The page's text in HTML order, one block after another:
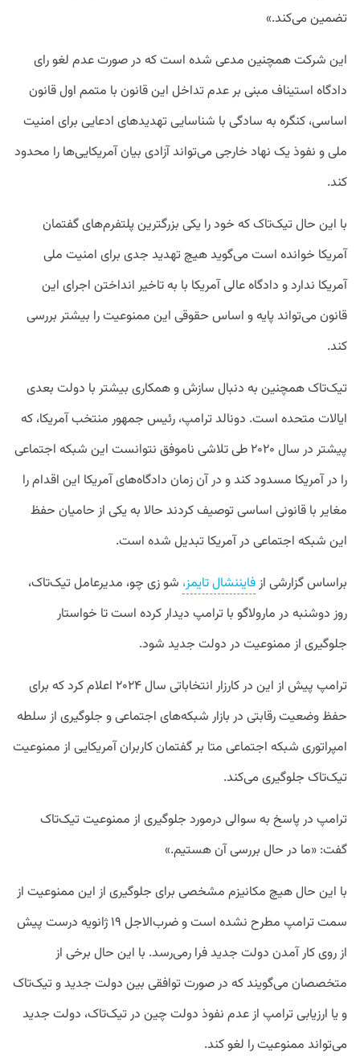
تضمین می‌کند.»
این شرکت همچنین مدعی شده است که در صورت عدم لغو رای
دادگاه استیناف مبنی بر عدم تداخل این قانون با متمم اول قانون
اساسی، کنگره به سادگی با شناسایی تهدید‌های ادعایی برای امنیت
ملی و نفوذ یک نهاد خارجی می‌تواند آزادی بیان آمریکایی‌ها را محدود
کند.
با این حال تیک‌تاک که خود را یکی بزرگترین پلتفرم‌های گفتمان
آمریکا خوانده است می‌گوید هیچ تهدید جدی برای امنیت ملی
آمریکا ندارد و دادگاه عالی آمریکا با به تاخیر انداختن اجرای این
قانون می‌تواند پایه و اساس حقوقی این ممنوعیت را بیشتر بررسی
کند.
تیک‌تاک همچنین به دنبال سازش و همکاری بیشتر با دولت بعدی
ایالات متحده است. دونالد ترامپ، رئیس جمهور منتخب آمریکا، که
پیشتر در سال ۲۰۲۰ طی تلاشی ناموفق نتوانست این شبکه اجتماعی
را در آمریکا مسدود کند و در آن زمان دادگاه‌های آمریکا این اقدام را
مغایر با قانونی اساسی توصیف کردند حالا به یکی از حامیان حفظ
این شبکه اجتماعی در آمریکا تبدیل شده است.
براساس گزارشی ازفایننشال تایمز، شو زی چو، مدیرعامل تیک‌تاک،
روز دوشنبه در مارولاگو با ترامپ دیدار کرده است تا خواستار
جلوگیری از ممنوعیت در دولت جدید شود.
ترامپ پیش از این در کارزار انتخاباتی سال ۲۰۲۴ اعلام کرد که برای
حفظ وضعیت رقابتی در بازار شبکه‌های اجتماعی و جلوگیری از سلطه
امپراتوری شبکه اجتماعی متا بر گفتمان کاربران آمریکایی از ممنوعیت
تیک‌تاک جلوگیری می‌کند.
ترامپ در پاسخ به سوالی درمورد جلوگیری از ممنوعیت تیک‌تاک
گفت: «ما در حال بررسی آن هستیم.»
با این حال هیچ مکانیزم مشخصی برای جلوگیری از این ممنوعیت از
سمت ترامپ مطرح نشده است و ضرب‌الاجل ۱۹ ژانویه درست پیش
از روی کار آمدن دولت جدید فرا رمی‌رسد. با این حال برخی از
متخصصان می‌گویند که در صورت توافقی بین دولت جدید و تیک‌تاک
و یا ارزیابی ترامپ از عدم نفوذ دولت چین در تیک‌تاک، دولت جدید
می‌تواند ممنوعیت را لغو کند.